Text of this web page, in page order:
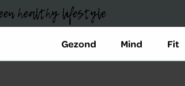
healthy lifestyle
Gezond Mind Fit